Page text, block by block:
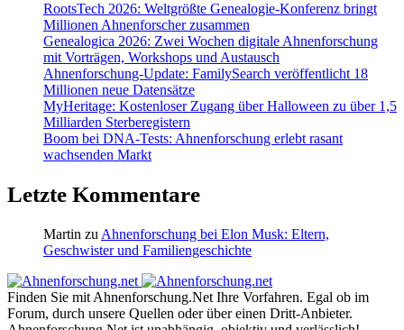
RootsTech 2026: Weltgrößte Genealogie-Konferenz bringt
Millionen Ahnenforscher zusammen
Genealogica 2026: Zwei Wochen digitale Ahnenforschung
mit Vorträgen, Workshops und Austausch
Ahnenforschung-Update: FamilySearch veröffentlicht 18
Millionen neue Datensätze
MyHeritage: Kostenloser Zugang über Halloween zu über 1,5
Milliarden Sterberegistern
Boom bei DNA-Tests: Ahnenforschung erlebt rasant
wachsenden Markt
Letzte Kommentare
Martin zu Ahnenforschung bei Elon Musk: Eltern,
Geschwister und Familiengeschichte
Finden Sie mit Ahnenforschung.Net Ihre Vorfahren. Egal ob im
Forum, durch unsere Quellen oder über einen Dritt-Anbieter.